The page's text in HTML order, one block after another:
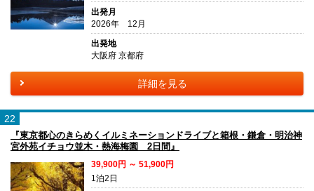
出発月
2026年 12月
出発地
大阪府 京都府
詳細を見る
22
『東京都心のきらめくイルミネーションドライブと箱根・鎌倉・明治神
宮外苑イチョウ並木・熱海梅園 2日間』
39,900円 ～ 51,900円
1泊2日